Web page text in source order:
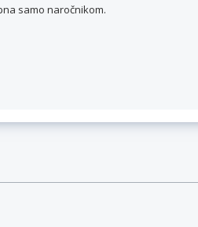
samo naročnikom.